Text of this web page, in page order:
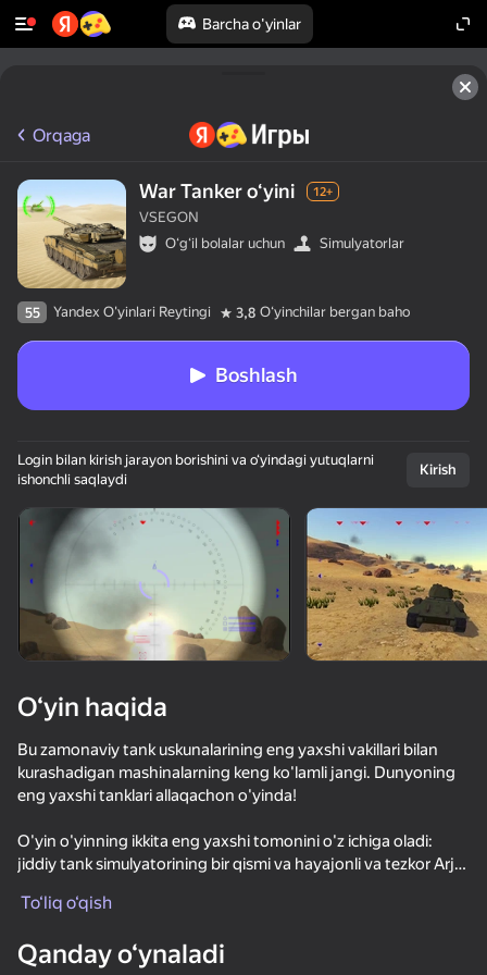
Barcha o'yinlar
Qurilmani aylantiring
O‘yinlar faqat gorizontal
oriyentatsiyasida ishlaydi
КС 1
Бодикам Шутер
Orqaga
War Tanker oʻyini 12+
VSEGON
Oʻgʻil bolalar uchun
Simulyatorlar
55 Yandex O'yinlari Reytingi 3,8 Oʻyinchilar bergan baho
Boshlash
Login bilan kirish jarayon borishini va o‘yindagi yutuqlarni
ishonchli saqlaydi
Kirish
O‘yin haqida
Bu zamonaviy tank uskunalarining eng yaxshi vakillari bilan
kurashadigan mashinalarning keng ko'lamli jangi. Dunyoning
eng yaxshi tanklari allaqachon o'yinda!
O'yin o'yinning ikkita eng yaxshi tomonini o'z ichiga oladi:
jiddiy tank simulyatorining bir qismi va hayajonli va tezkor Arja
tankeri!
Afsonaviy Jahon Tanklari.
To‘liq o‘qish
Qanday o‘ynaladi